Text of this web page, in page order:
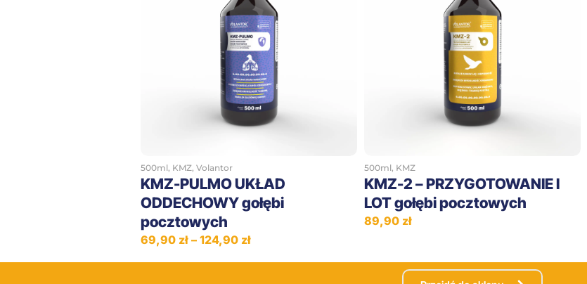
500ml, KMZ, Volantor
KMZ-PULMO UKŁAD
ODDECHOWY gołębi
pocztowych
69,90 zł – 124,90 zł
500ml, KMZ
KMZ-2 – PRZYGOTOWANIE I
LOT gołębi pocztowych
89,90 zł